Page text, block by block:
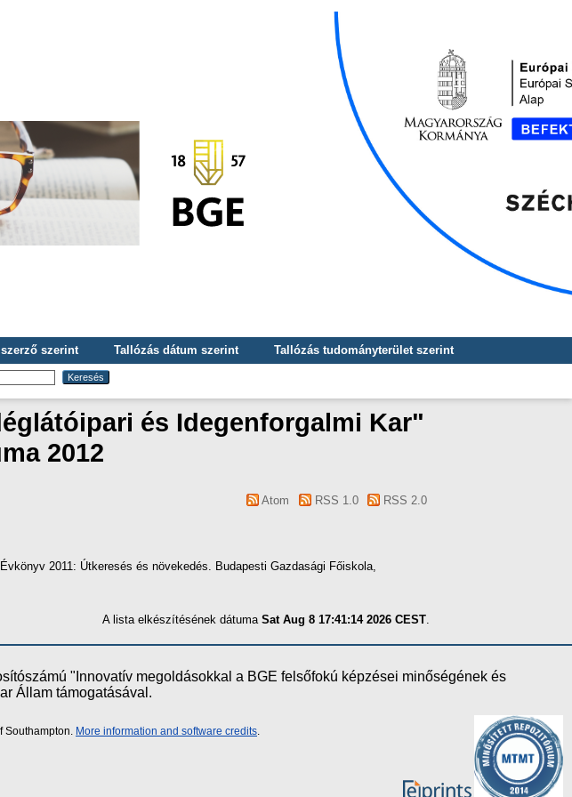
szerint Tallózás dátum szerint
Tallózás tudományterület szerint
és Idegenforgalmi Kar"
2012
Atom RSS 1.0 RSS 2.0
2011: Útkeresés és növekedés. Budapesti Gazdasági Főiskola,
A lista elkészítésének dátuma Sat Aug 8 17:41:14 2026 CEST
"Innovatív megoldásokkal a BGE felsőfokú képzései minőségének és
Állam támogatásával.
Southampton. More information and software credits